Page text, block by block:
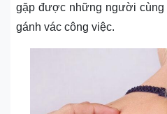
gặp được những người cùng
gánh vác công việc.